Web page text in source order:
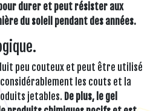
durer et peut résister aux
du soleil pendant des années.
peu couteux et peut être utilisé
les couts et la
jetables. De plus, le gel